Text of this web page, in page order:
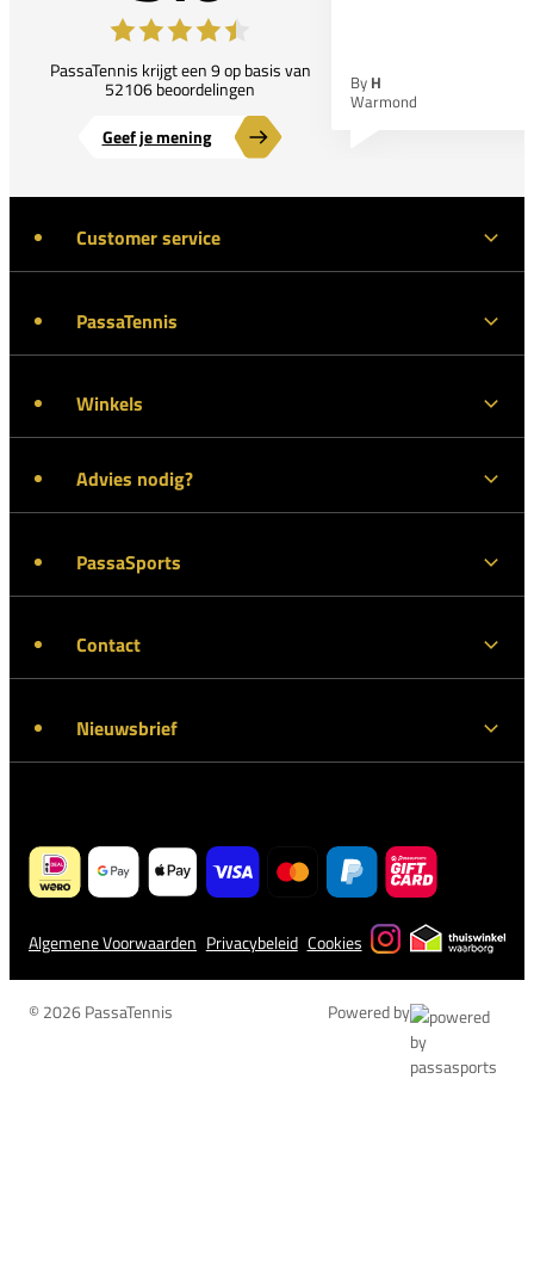
PassaTennis krijgt een 9 op basis van
52106 beoordelingen
Geef je mening
By H
Warmond
Customer service
PassaTennis
Winkels
Advies nodig?
PassaSports
Contact
Nieuwsbrief
Algemene Voorwaarden Privacybeleid Cookies
© 2026 PassaTennis Powered by